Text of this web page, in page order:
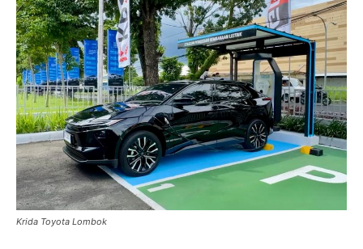
Krida Toyota Lombok